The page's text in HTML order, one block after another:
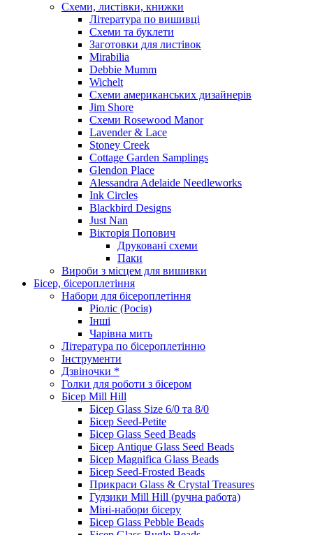
Схеми, листівки, книжки
Література по вишивці
Схеми та буклети
Заготовки для листівок
Mirabilia
Debbie Mumm
Wichelt
Схеми американських дизайнерів
Jim Shore
Cхеми Rosewood Manor
Lavender & Lace
Stoney Creek
Cottage Garden Samplings
Glendon Place
Alessandra Adelaide Needleworks
Ink Circles
Blackbird Designs
Just Nan
Вікторія Попович
Друковані схеми
Паки
Вироби з місцем для вишивки
Бісер, бісероплетіння
Набори для бісероплетіння
Ріоліс (Росія)
Інші
Чарівна мить
Література по бісероплетінню
Інструменти
Дзвіночки *
Голки для роботи з бісером
Бісер Mill Hill
Бісер Glass Size 6/0 та 8/0
Бісер Seed-Petite
Бісер Glass Seed Beads
Бісер Antique Glass Seed Beads
Бісер Magnifica Glass Beads
Бісер Seed-Frosted Beads
Прикраси Glass & Crystal Treasures
Гудзики Mill Hill (ручна работа)
Міні-набори бісеру
Бісер Glass Pebble Beads